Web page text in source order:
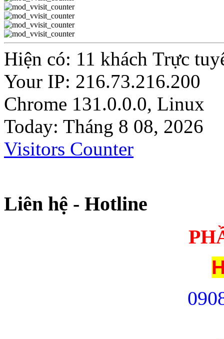
Hiện có: 11 khách Trực
Your IP: 216.73.216.200
Chrome 131.0.0.0, Linux
Today: Tháng 8 08, 2026
Visitors Counter
Liên hệ - Hotline
09